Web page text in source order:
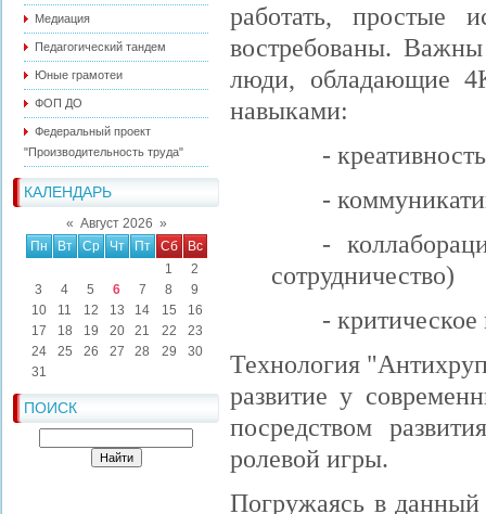
Медиация
Педагогический тандем
Юные грамотеи
ФОП ДО
Федеральный проект
"Производительность труда"
КАЛЕНДАРЬ
« Август 2026 »
Пн
Вт Ср Чт Пт Сб
Вс
1
2
3
4 5 6 7 8
9
10
11 12 13 14 15
16
17
18 19 20 21 22
23
24
25 26 27 28 29
30
31
ПОИСК
работать, простые
востребованы.
люди, обладающие
навыками:
- креативность
-
-
сотрудничество)
-
Технология
развитие у
посредством
ролевой игры.
Погружаясь в